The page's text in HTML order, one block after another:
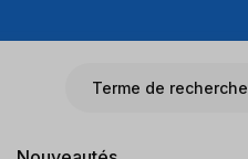
Terme de recherche